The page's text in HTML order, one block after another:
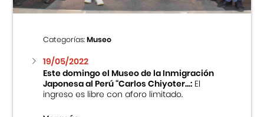
Categorías:Museo
19/05/2022
Este domingo el Museo de la Inmigración
Japonesa al Perú “Carlos Chiyoter...:El
ingreso es libre con aforo limitado.